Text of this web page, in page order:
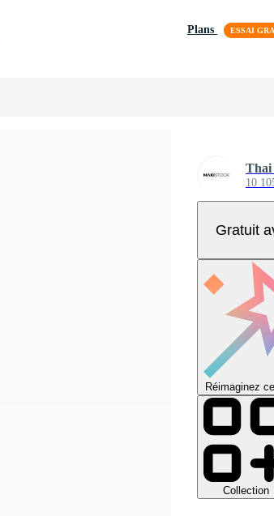
Plans
Thai
10
Gratuit
Réimaginez
Collection